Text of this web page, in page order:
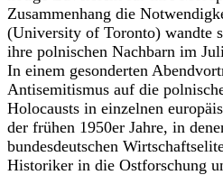
Zusammenhang die
(University of Toronto) wandte
ihre polnischen Nachbarn im
In einem gesonderten
Antisemitismus auf die
Holocausts in einzelnen
der frühen 1950er Jahre, in
bundesdeutschen
Historiker in die Ostforschung